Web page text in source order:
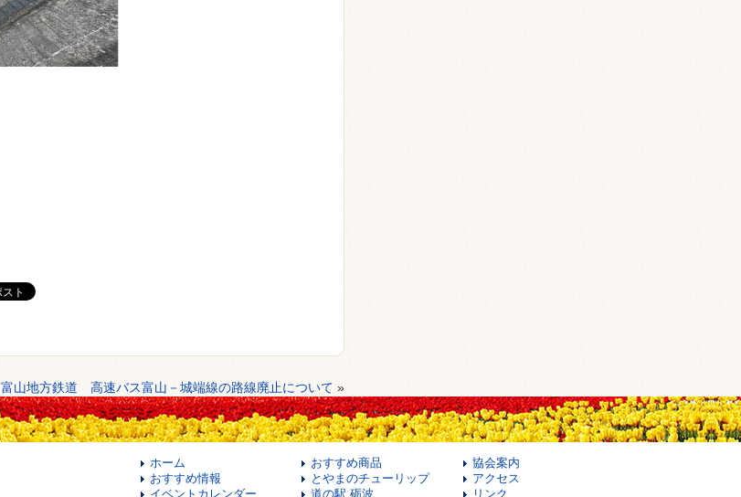
富山地方鉄道 高速バス富山－城端線の路線廃止について »
ホーム
おすすめ情報
イベントカレンダー
おすすめ商品
とやまのチューリップ
道の駅 砺波
協会案内
アクセス
リンク